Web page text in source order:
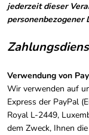
jederzeit dieser
personenbezogener
Verwendung von
Wir verwenden auf
Express der PayPal
Royal L-2449,
dem Zweck, Ihnen